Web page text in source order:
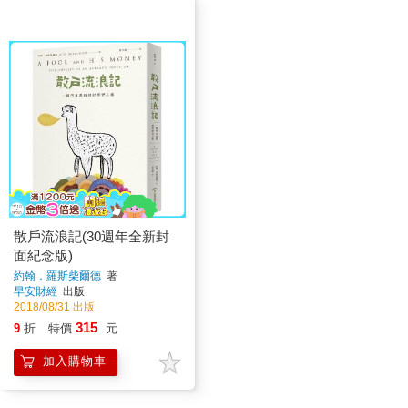
散戶流浪記(30週年全新封
面紀念版)
約翰．羅斯柴爾德 著
早安財經 出版
2018/08/31 出版
9 折 特價 315 元
加入購物車